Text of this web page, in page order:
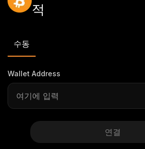
적
수동
Wallet Address
연결